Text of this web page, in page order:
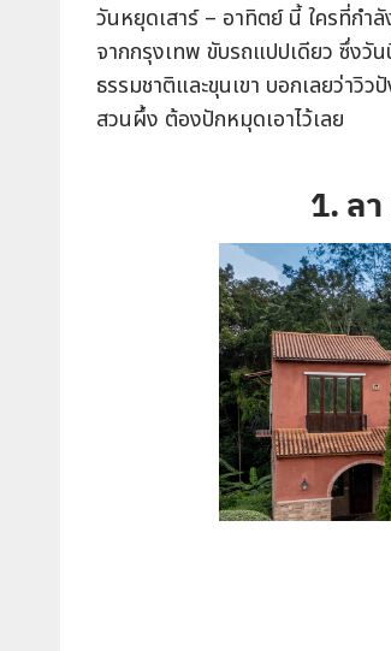
วันหยุดเสาร์ – อาทิตย์ นี้ ใครที่กำ
จากกรุงเทพ ขับรถแปปเดียว ซึ่งวัน
ธรรมชาติและขุนเขา บอกเลยว่าวิ
สวนผึ้ง ต้องปักหมุดเอาไว้เลย
1. ล